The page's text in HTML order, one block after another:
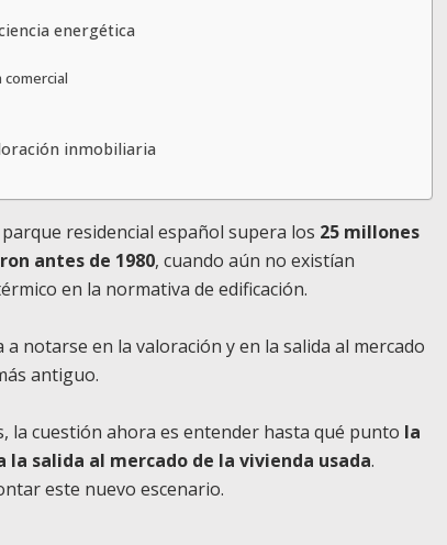
energética
inmobiliaria
parque residencial español supera los 25 millones
antes de 1980, cuando aún no existían
en la normativa de edificación.
notarse en la valoración y en la salida al mercado
antiguo.
la cuestión ahora es entender hasta qué punto la
salida al mercado de la vivienda usada.
este nuevo escenario.